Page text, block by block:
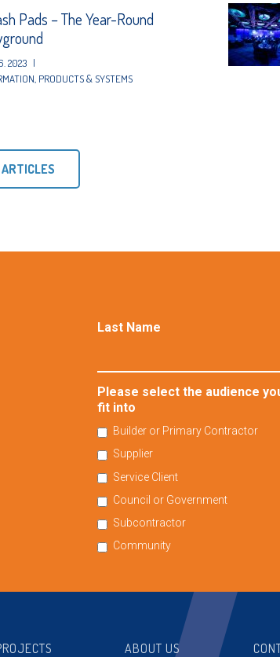
Pads – The Year-Round
2023 |
PRODUCTS & SYSTEMS
Last Name
Please select the audience
fit into
Builder or Primary Contractor
Supplier
Service Client
Council or Government
Subcontractor
Community
ABOUT US